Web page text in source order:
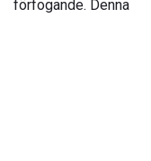
förfogande. Denna